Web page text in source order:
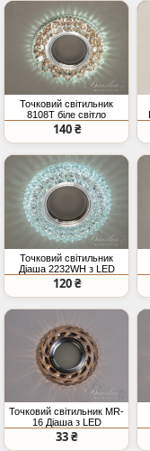
Точковий світильник
8108T біле світло
світлодіодний підсвіт
140 ₴
Точковий світильник
Діаша 2232WH з LED
підсвічуванням білий
120 ₴
Точковий світильник MR-
16 Діаша з LED
підсвічуванням
димчасте скло
33 ₴